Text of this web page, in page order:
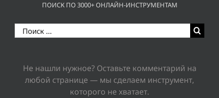
ПОИСК ПО 3000+ ОНЛАЙН-ИНСТРУМЕНТАМ
Результат
поиска:
Не нашли нужное? Оставьте комментарий на
любой странице — мы сделаем инструмент,
которого не хватает.